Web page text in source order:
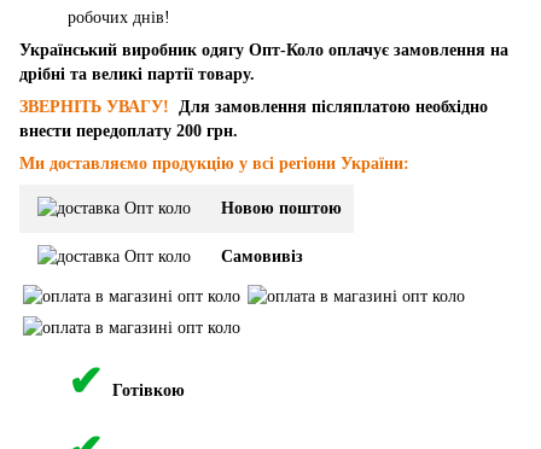
робочих днів!
Український виробник одягу Опт-Коло оплачує замовлення на
дрібні та великі партії товару.
ЗВЕРНІТЬ УВАГУ!
Для замовлення післяплатою необхідно
внести передоплату 200 грн.
Ми доставляємо продукцію у всі регіони України:
Новою поштою
Самовивіз
✔ Готівкою